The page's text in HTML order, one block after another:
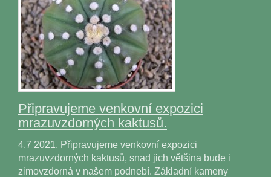
Připravujeme venkovní expozici
mrazuvzdorných kaktusů.
4.7 2021. Připravujeme venkovní expozici
mrazuvzdorných kaktusů, snad jich většina bude i
zimovzdorná v našem podnebí. Základní kameny